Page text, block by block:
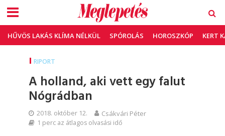
HŰVÖS LAKÁS KLÍMA NÉLKÜL SPÓROLÁS HOROSZKÓP KERT
RIPORT
A holland, aki vett egy falut
Nógrádban
2018. október 12. Csákvári Péter
1 perc az átlagos olvasási idő